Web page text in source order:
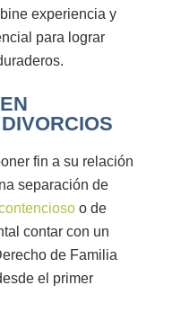
experiencia y
para lograr
fin a su relación
separación de
o de
contar con un
de Familia
el primer